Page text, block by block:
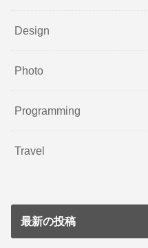
Design
Photo
Programming
Travel
最新の投稿